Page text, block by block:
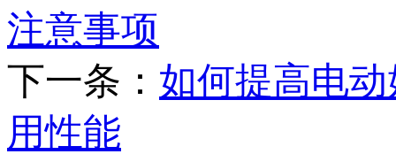
注意事项
下一条： 如何提高电
用性能